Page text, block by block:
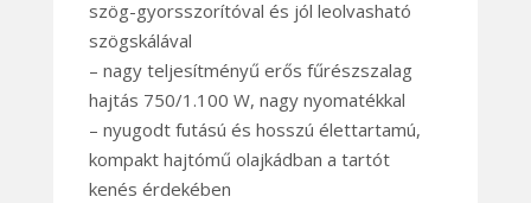
szög-gyorsszorítóval és jól leolvasható
szögskálával
– nagy teljesítményű erős fűrészszalag
hajtás 750/1.100 W, nagy nyomatékkal
– nyugodt futású és hosszú élettartamú,
kompakt hajtómű olajkádban a tartót
kenés érdekében